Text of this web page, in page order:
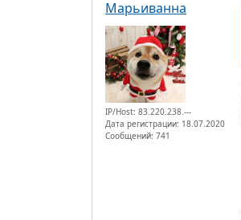
Марьиванна
IP/Host: 83.220.238.---
Дата регистрации: 18.07.2020
Сообщений: 741